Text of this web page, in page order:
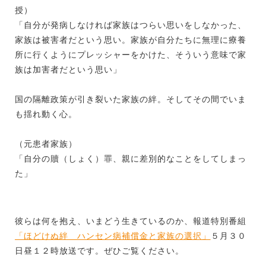
授）
「自分が発病しなければ家族はつらい思いをしなかった、
家族は被害者だという思い。家族が自分たちに無理に療養
所に行くようにプレッシャーをかけた、そういう意味で家
族は加害者だという思い」
国の隔離政策が引き裂いた家族の絆。そしてその間でいま
も揺れ動く心。
（元患者家族）
「自分の贖（しょく）罪、親に差別的なことをしてしまっ
た」
彼らは何を抱え、いまどう生きているのか、報道特別番組
「ほどけぬ絆 ハンセン病補償金と家族の選択」
５月３０
日昼１２時放送です。ぜひご覧ください。